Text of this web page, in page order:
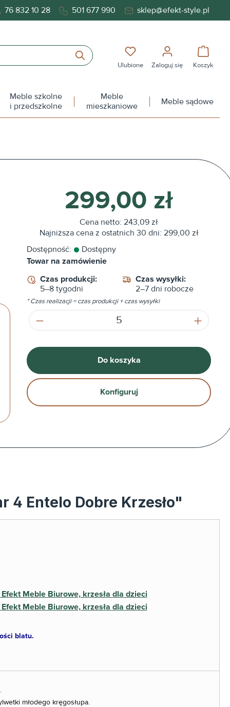
76 832 10 28 501 677 990 sklep@efekt-style.pl
Masz 0 przedmioty na
Ulubione Zaloguj się Koszyk
Meble szkolne
i przedszkolne
Meble
mieszkaniowe
Meble sądowe
299,00 zł
Cena netto: 243,09 zł
Najniższa cena z ostatnich 30 dni: 299,00 zł
Dostępność:
Dostępny
Towar na zamówienie
Czas produkcji:
5–8 tygodni
Czas wysyłki:
2–7 dni robocze
* Czas realizacji = czas produkcji + czas wysyłki
Ilość produktu: Wprowadź żądaną
Do koszyka
Konfiguruj
4 Entelo Dobre Krzesło"
blatu.
młodego kręgosłupa.